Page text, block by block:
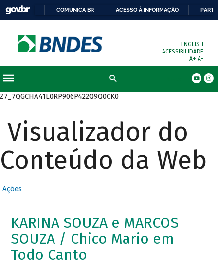
COMUNICA BR ACESSO À INFORMAÇÃO
ENGLISH
ACESSIBILIDADE
A+ A-
Z7_7QGCHA41L0RP906P422Q9Q0CK0
Visualizador do
Conteúdo da Web
Ações
KARINA SOUZA e MARCOS
SOUZA / Chico Mario em
Todo Canto